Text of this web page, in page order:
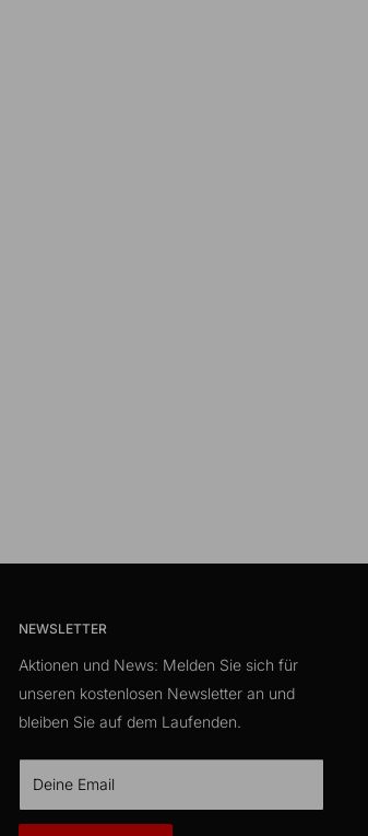
NEWSLETTER
Aktionen und News: Melden Sie sich für
unseren kostenlosen Newsletter an und
bleiben Sie auf dem Laufenden.
Deine Email